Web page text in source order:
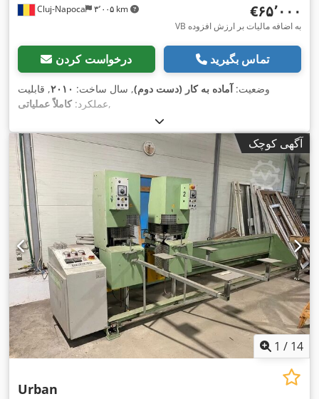
Cluj-Napoca ۳٬۰۰۵ km ‎€۶۵٬۰۰۰
VB به اضافه مالیات بر ارزش افزوده
درخواست کردن تماس بگیرید
وضعیت:آماده به کار (دست دوم), سال ساخت: ۲۰۱۰, قابلیت
عملکرد:کاملاً عملیاتی ,
آگهی کوچک
1 / 14
Urban